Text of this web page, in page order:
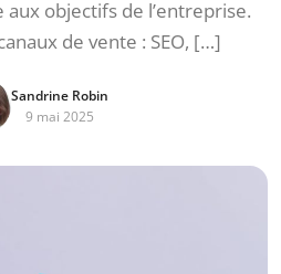
objectifs de l’entreprise.
de vente : SEO, […]
Sandrine Robin
9 mai 2025